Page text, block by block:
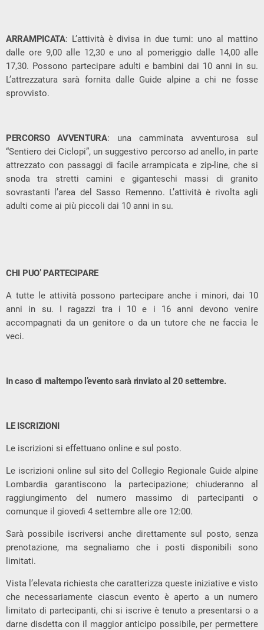
ARRAMPICATA: L’attività è divisa in due turni: uno al mattino
dalle ore 9,00 alle 12,30 e uno al pomeriggio dalle 14,00 alle
17,30. Possono partecipare adulti e bambini dai 10 anni in su.
L’attrezzatura sarà fornita dalle Guide alpine a chi ne fosse
sprovvisto.
PERCORSO AVVENTURA: una camminata avventurosa sul
“Sentiero dei Ciclopi”, un suggestivo percorso ad anello, in parte
attrezzato con passaggi di facile arrampicata e zip-line, che si
snoda tra stretti camini e giganteschi massi di granito
sovrastanti l’area del Sasso Remenno. L’attività è rivolta agli
adulti come ai più piccoli dai 10 anni in su.
CHI PUO’ PARTECIPARE
A tutte le attività possono partecipare anche i minori, dai 10
anni in su. I ragazzi tra i 10 e i 16 anni devono venire
accompagnati da un genitore o da un tutore che ne faccia le
veci.
In caso di maltempo l’evento sarà rinviato al 20 settembre.
LE ISCRIZIONI
Le iscrizioni si effettuano online e sul posto.
Le iscrizioni online sul sito del Collegio Regionale Guide alpine
Lombardia garantiscono la partecipazione; chiuderanno al
raggiungimento del numero massimo di partecipanti o
comunque il giovedì 4 settembre alle ore 12:00.
Sarà possibile iscriversi anche direttamente sul posto, senza
prenotazione, ma segnaliamo che i posti disponibili sono
limitati.
Vista l’elevata richiesta che caratterizza queste iniziative e visto
che necessariamente ciascun evento è aperto a un numero
limitato di partecipanti, chi si iscrive è tenuto a presentarsi o a
darne disdetta con il maggior anticipo possibile, per permettere